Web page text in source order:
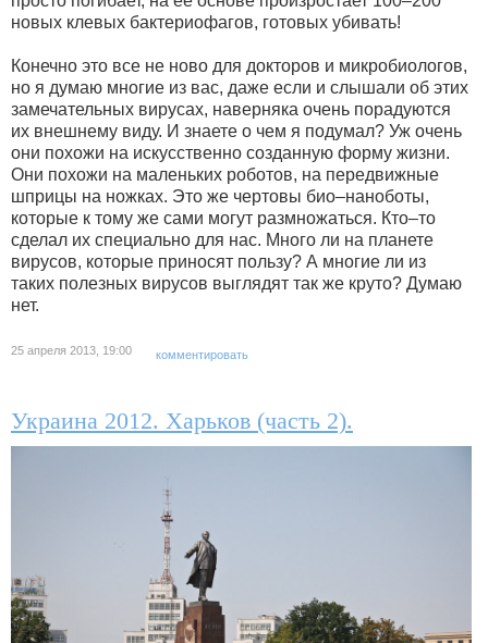
новых клевых бактериофагов, готовых убивать!
Конечно это все не ново для докторов и микробиологов,
но я думаю многие из вас, даже если и слышали об этих
замечательных вирусах, наверняка очень порадуются
их внешнему виду. И знаете о чем я подумал? Уж очень
они похожи на искусственно созданную форму жизни.
Они похожи на маленьких роботов, на передвижные
шприцы на ножках. Это же чертовы био–наноботы,
которые к тому же сами могут размножаться. Кто–то
сделал их специально для нас. Много ли на планете
вирусов, которые приносят пользу? А многие ли из
таких полезных вирусов выглядят так же круто? Думаю
нет.
25 апреля 2013, 19:00 комментировать
Украина 2012. Харьков (часть 2).